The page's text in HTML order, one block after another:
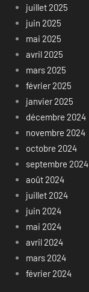
juillet 2025
juin 2025
mai 2025
avril 2025
mars 2025
février 2025
janvier 2025
décembre 2024
novembre 2024
octobre 2024
septembre 2024
août 2024
juillet 2024
juin 2024
mai 2024
avril 2024
mars 2024
février 2024